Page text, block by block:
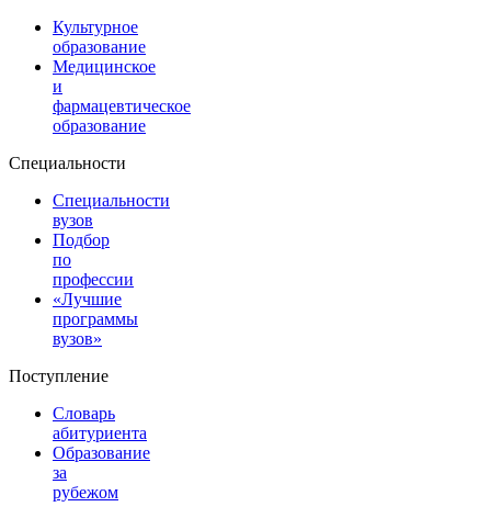
Культурное
образование
Медицинское
и
фармацевтическое
образование
Специальности
Специальности
вузов
Подбор
по
профессии
«Лучшие
программы
вузов»
Поступление
Словарь
абитуриента
Образование
за
рубежом